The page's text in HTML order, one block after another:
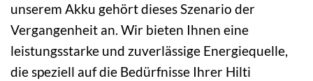
unserem Akku gehört dieses Szenario der
Vergangenheit an. Wir bieten Ihnen eine
leistungsstarke und zuverlässige Energiequelle,
die speziell auf die Bedürfnisse Ihrer Hilti